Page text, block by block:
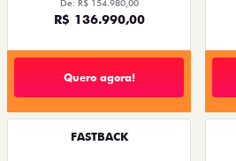
De: R$ 154.980,00
R$ 136.990,00
Quero agora!
FASTBACK